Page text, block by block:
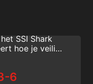
SSI Shark
hoe je veilig
6